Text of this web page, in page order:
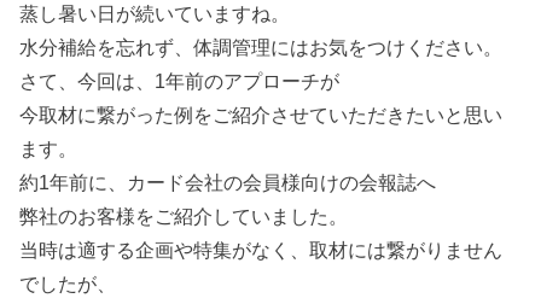
蒸し暑い日が続いていますね。
水分補給を忘れず、体調管理にはお気をつけください。
さて、今回は、1年前のアプローチが
今取材に繋がった例をご紹介させていただきたいと思い
ます。
約1年前に、カード会社の会員様向けの会報誌へ
弊社のお客様をご紹介していました。
当時は適する企画や特集がなく、取材には繋がりません
でしたが、